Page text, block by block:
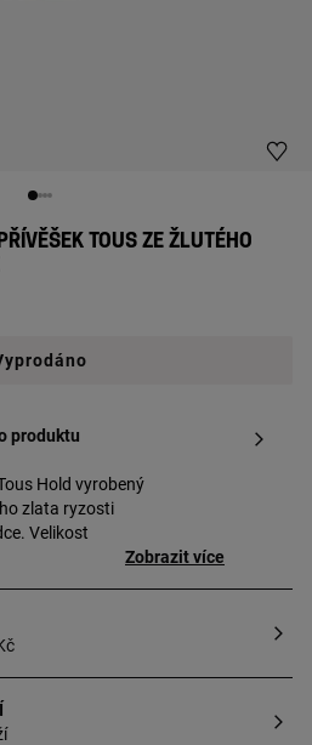
TOUS ZE ŽLUTÉHO
produktu
Hold vyrobený
zlata ryzosti
Velikost
Zobrazit více